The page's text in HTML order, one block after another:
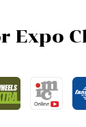
Expo